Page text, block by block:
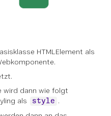
HTMLElement als
wird dann wie folgt
als style .